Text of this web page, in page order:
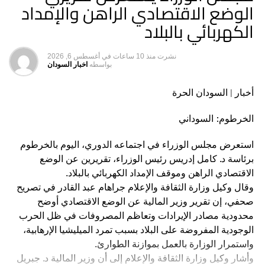
مجلس الوزراء السابق خالد يوسف، الذي تم بعد اقتحام قوة
أمنية لمقر حزب المؤتمر السوداني بالعمارات، أثناء اجتماع
للمكتب التنفيذي لقوى الحرية والتغيير، واقتادت يوسف إلى
قيادات التغيير وصفت اعتقال أعضاء التحالف بأنه كيد سياسي،
تحت غطاء قانوني، مشددة على أنه سلوك النظام، وسيؤثر على
مبادرة الأمم المتحدة، سيما أن هذه التطورات تجئ بعد يوم واحد
وتوقعت القيادات اتساع دائرة الاعتقالات، لافتة إلى أنها السلاح
الذي تمتلكه السلطة حالياً، بعد أن أعادت لجهاز الأمن سلطة
الاعتقال بعد 25 أكتوبر المرتكزة على مصادرة الحريات والتمادي
في استخدام آلة القمع والبطش والقتل وانتهاكات حقوق الإنسان.
مضايقات وترهيب
وفى ردود الفعل الدولية أبدت دول الترويكا (النرويج، والمملكة
الوضع الاقتصادي الراهن والإمداد
الكهربائي بالبلاد
نشرت منذ 10 ساعات في أغسطس 6, 2026
بواسطه اخبار السودان
أخبار | السودان الحرة
الخرطوم: السوداني
استعرض مجلس الوزراء في اجتماعه الدوري، اليوم بالخرطوم
برئاسة د. كامل إدريس رئيس الوزراء، تقريرين عن الوضع
الاقتصادي الراهن وموقف الإمداد الكهربائي بالبلاد.
وقال وكيل وزارة الثقافة والإعلام جراهام عبد القادر في تصريح
صحفي، إن تقرير وزير المالية عن الوضع الاقتصادي أوضح
محدودية مصادر الإيرادات وتعاظم المصروفات في ظل الحرب
الوجودية المفروضة على البلاد بسبب تمرد الميليشيا الإرهابية،
واستمرار الوزارة بالعمل بموازنة الطوارئ.
وأشار وكيل وزارة الثقافة والإعلام إلى أن وزير المالية د. جبريل